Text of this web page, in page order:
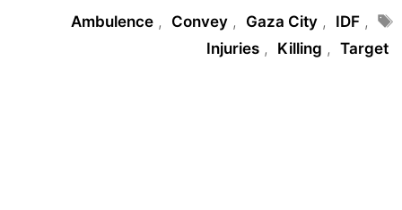
Tags
Ambulence , Convey , Gaza City , IDF ,
Injuries , Killing , Target